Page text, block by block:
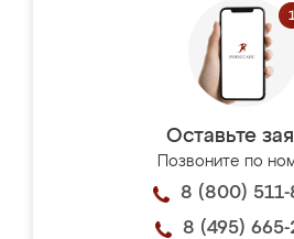
Оставьте
Позвоните по
8 (800) 511-
8 (495) 665-